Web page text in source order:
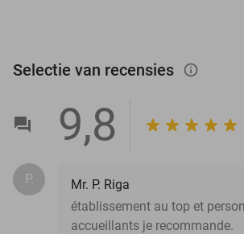
Selectie van recensies info_outlined
9,8
P.
Mr. P. Riga
établissement au top et
accueillants je recommande.